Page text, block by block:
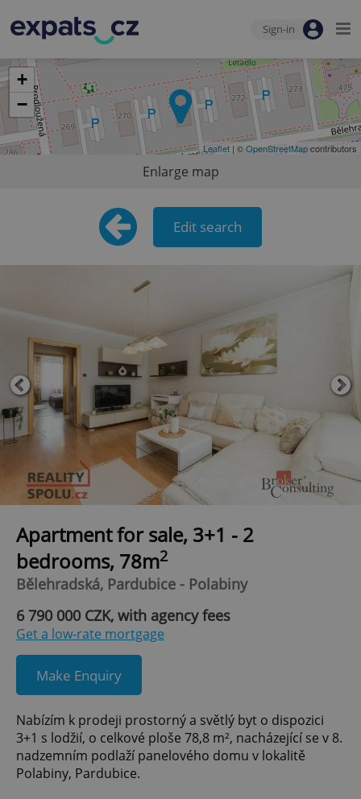
Sign-in
+
−
Leaflet | ©OpenStreetMapcontributors
Enlarge map
Edit search
Apartment for sale, 3+1 - 2
bedrooms, 78m2
Bělehradská, Pardubice - Polabiny
6 790 000 CZK, with agency fees
Get a low-rate mortgage
Make Enquiry
Nabízím k prodeji prostorný a světlý byt o dispozici
3+1 s lodžií, o celkové ploše 78,8 m², nacházející se v 8.
nadzemním podlaží panelového domu v lokalitě
Polabiny, Pardubice.